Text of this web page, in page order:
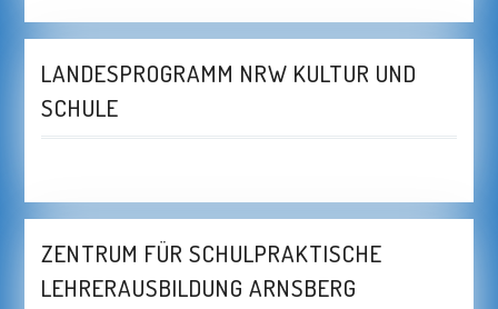
LANDESPROGRAMM NRW KULTUR UND
SCHULE
ZENTRUM FÜR SCHULPRAKTISCHE
LEHRERAUSBILDUNG ARNSBERG